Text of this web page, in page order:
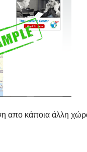
απο κάποια άλλη